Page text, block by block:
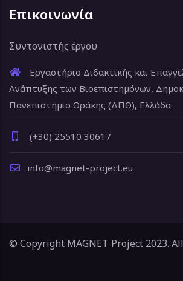
Επικοινωνία
Συντονιστής έργου
Εργαστήριο Διδακτικής και
Ανάπτυξης των Βιοεπιστημόνων,
Πανεπιστήμιο Θράκης (ΔΠΘ), Ελλάδα
(+30) 25510 30617
info@magnet-project.eu
© Copyright MAGNET Project 2023.